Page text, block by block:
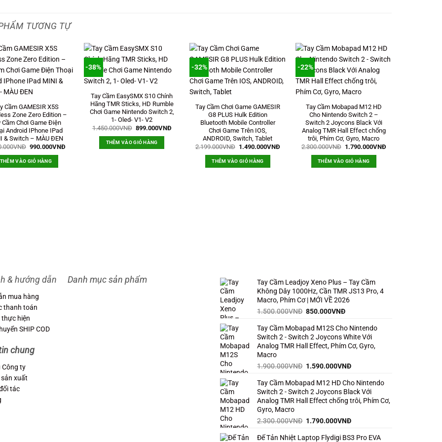
TƯƠNG TỰ
Cầm GAMESIR X5S
Zone Zero Edition –
Cầm Chơi Game Điện
Android IPhone IPad
& Switch – MÀU ĐEN
VNĐ Giá
là:
1.250.000VNĐ.
990.000VNĐGiá
THÊM VÀO GIỎ HÀNG
-38%
Tay Cầm EasySMX S10 Chính
Hãng TMR Sticks, HD Rumble
Chơi Game Nintendo Switch 2,
1- Oled- V1- V2
1.450.000VNĐ Giá
là:
1.450.000VNĐ.
899.000VNĐGiá
899.000VNĐ.
THÊM VÀO GIỎ HÀNG
-32%
Tay Cầm Chơi Game GAMESIR
G8 PLUS Hulk Edition
Bluetooth Mobile Controller
Chơi Game Trên IOS,
ANDROID, Switch, Tablet
2.199.000VNĐ Giá
là:
2.199.000VNĐ.
1.490.000VNĐGiá
1.490.000VNĐ.
THÊM VÀO GIỎ HÀNG
-22%
Tay Cầm Mobapad M12 HD
Cho Nintendo Switch 2 –
Switch 2 Joycons Black Với
Analog TMR Hall Effect chống
trôi, Phím Cơ, Gyro, Macro
2.300.000VNĐ Giá
là:
2.300.000VNĐ.
1.790.000VNĐGiá
THÊM VÀO GIỎ HÀNG
& hướng dẫn
mua hàng
thanh toán
hiện
SHIP COD
chung
Công ty
xuất
tác
Danh mục sản phẩm
Tay Cầm Leadjoy Xeno Plus – Tay Cầm
Không Dây 1000Hz, Cần TMR JS13 Pro, 4
Macro, Phím Cơ | MỚI VỀ 2026
1.500.000VNĐ Giá
là:
1.500.000VNĐ.
850.000VNĐGiá
tại
là:
850.000VNĐ.
Tay Cầm Mobapad M12S Cho Nintendo
Switch 2 - Switch 2 Joycons White Với
Analog TMR Hall Effect, Phím Cơ, Gyro,
Macro
1.900.000VNĐ Giá
là:
1.900.000VNĐ.
1.590.000VNĐGiá
tại
là:
1.590.000VNĐ.
Tay Cầm Mobapad M12 HD Cho Nintendo
Switch 2 - Switch 2 Joycons Black Với
Analog TMR Hall Effect chống trôi, Phím Cơ,
Gyro, Macro
2.300.000VNĐ Giá
là:
1.790.000VNĐGiá
tại
Đế Tản Nhiệt Laptop Flydigi BS3 Pro EVA